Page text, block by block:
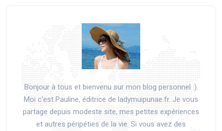
Bonjour à tous et bienvenu sur mon blog personnel :).
Moi c'est Pauline, éditrice de ladymuipunae.fr. Je vous
partage depuis modeste site, mes petites expériences
et autres péripéties de la vie. Si vous avez des